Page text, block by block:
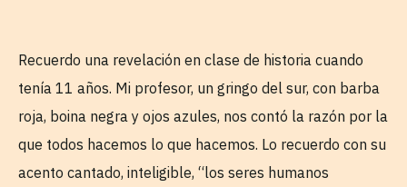
Recuerdo una revelación en clase de historia cuando
tenía 11 años. Mi profesor, un gringo del sur, con barba
roja, boina negra y ojos azules, nos contó la razón por la
que todos hacemos lo que hacemos. Lo recuerdo con su
acento cantado, inteligible, “los seres humanos